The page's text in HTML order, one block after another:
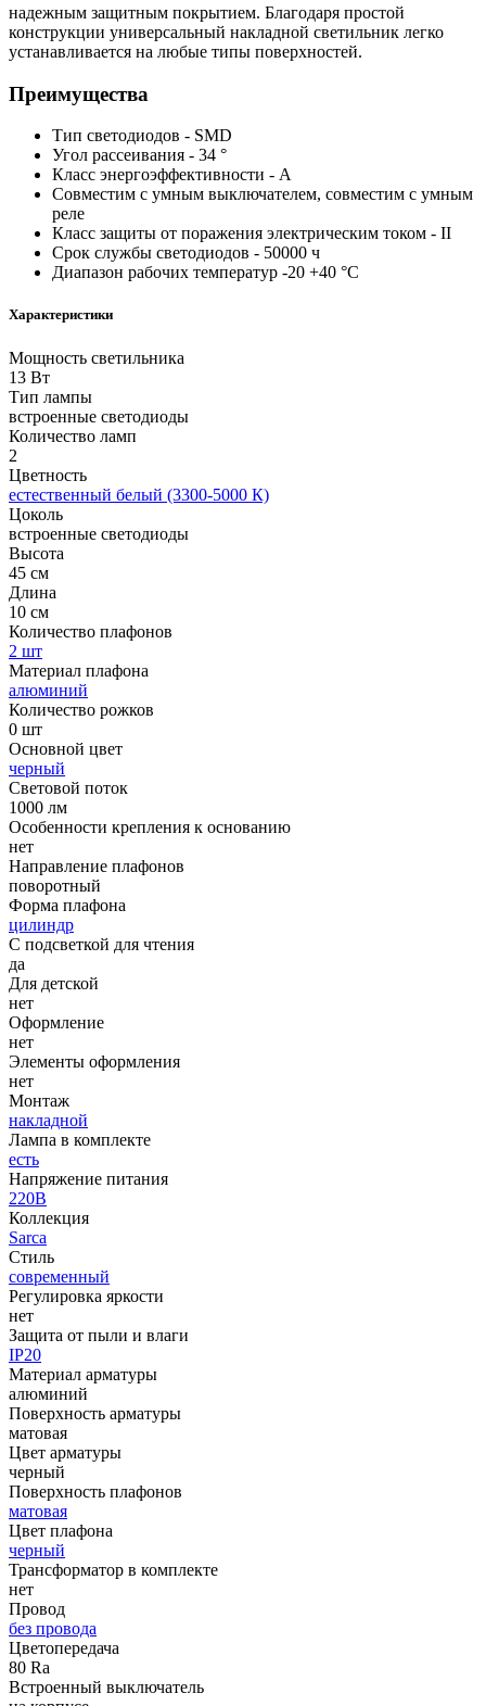
надежным защитным покрытием. Благодаря простой
конструкции универсальный накладной светильник легко
устанавливается на любые типы поверхностей.
Преимущества
Тип светодиодов - SMD
Угол рассеивания - 34 °
Класс энергоэффективности - A
Совместим с умным выключателем, совместим с умным
реле
Класс защиты от поражения электрическим током - II
Срок службы светодиодов - 50000 ч
Диапазон рабочих температур -20 +40 °C
Характеристики
Мощность светильника
13 Вт
Тип лампы
встроенные светодиоды
Количество ламп
2
Цветность
естественный белый (3300-5000 К)
Цоколь
встроенные светодиоды
Высота
45 см
Длина
10 см
Количество плафонов
2 шт
Материал плафона
алюминий
Количество рожков
0 шт
Основной цвет
черный
Световой поток
1000 лм
Особенности крепления к основанию
нет
Направление плафонов
поворотный
Форма плафона
цилиндр
С подсветкой для чтения
да
Для детской
нет
Оформление
нет
Элементы оформления
нет
Монтаж
накладной
Лампа в комплекте
есть
Напряжение питания
220В
Коллекция
Sarca
Стиль
современный
Регулировка яркости
нет
Защита от пыли и влаги
IP20
Материал арматуры
алюминий
Поверхность арматуры
матовая
Цвет арматуры
черный
Поверхность плафонов
матовая
Цвет плафона
черный
Трансформатор в комплекте
нет
Провод
без провода
Цветопередача
80 Ra
Встроенный выключатель